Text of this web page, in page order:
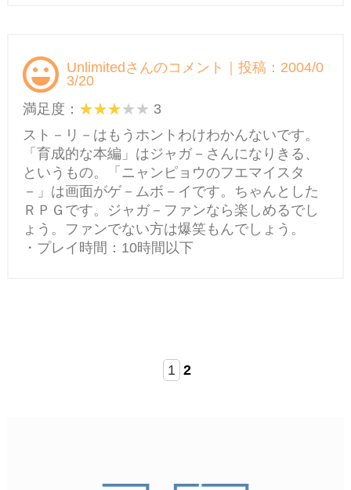
Unlimitedさんのコメント｜投稿：2004/0
3/20
満足度：
3
スト－リ－はもうホントわけわかんないです。
「育成的な本編」はジャガ－さんになりきる、
というもの。「ニャンピョウのフエマイスタ
－」は画面がゲ－ムボ－イです。ちゃんとした
ＲＰＧです。ジャガ－ファンなら楽しめるでし
ょう。ファンでない方は爆笑もんでしょう。
・プレイ時間：10時間以下
1 2